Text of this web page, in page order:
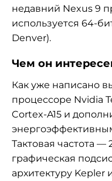
недавний Nexus 9
используется 64-
Denver).
Чем он
Как уже написано
процессоре Nvidia
Cortex-A15 и
Тактовая частота —
графическая
архитектуру Kepler